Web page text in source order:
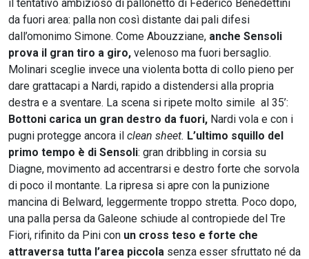
il tentativo ambizioso di pallonetto di Federico Benedettini
da fuori area: palla non così distante dai pali difesi
dall’omonimo Simone. Come Abouzziane, anche Sensoli
prova il gran tiro a giro, velenoso ma fuori bersaglio.
Molinari sceglie invece una violenta botta di collo pieno per
dare grattacapi a Nardi, rapido a distendersi alla propria
destra e a sventare. La scena si ripete molto simile al 35’:
Bottoni carica un gran destro da fuori, Nardi vola e con i
pugni protegge ancora il clean sheet. L’ultimo squillo del
primo tempo è di Sensoli: gran dribbling in corsia su
Diagne, movimento ad accentrarsi e destro forte che sorvola
di poco il montante. La ripresa si apre con la punizione
mancina di Belward, leggermente troppo stretta. Poco dopo,
una palla persa da Galeone schiude al contropiede del Tre
Fiori, rifinito da Pini con un cross teso e forte che
attraversa tutta l’area piccola senza esser sfruttato né da